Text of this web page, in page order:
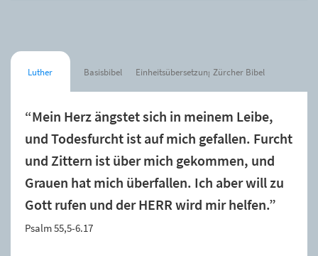
Luther Basisbibel Einheitsübersetzung Zürcher Bibel
“Mein Herz ängstet sich in meinem Leibe,
und Todesfurcht ist auf mich gefallen. Furcht
und Zittern ist über mich gekommen, und
Grauen hat mich überfallen. Ich aber will zu
Gott rufen und der HERR wird mir helfen.”
Psalm 55,5-6.17